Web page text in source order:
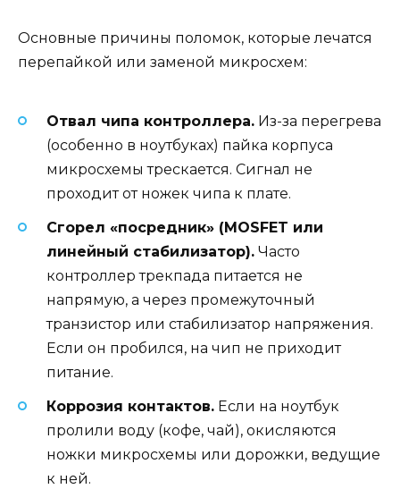
Основные причины поломок, которые лечатся
перепайкой или заменой микросхем:
Отвал чипа контроллера. Из-за перегрева
(особенно в ноутбуках) пайка корпуса
микросхемы трескается. Сигнал не
проходит от ножек чипа к плате.
Сгорел «посредник» (MOSFET или
линейный стабилизатор). Часто
контроллер трекпада питается не
напрямую, а через промежуточный
транзистор или стабилизатор напряжения.
Если он пробился, на чип не приходит
питание.
Коррозия контактов. Если на ноутбук
пролили воду (кофе, чай), окисляются
ножки микросхемы или дорожки, ведущие
к ней.